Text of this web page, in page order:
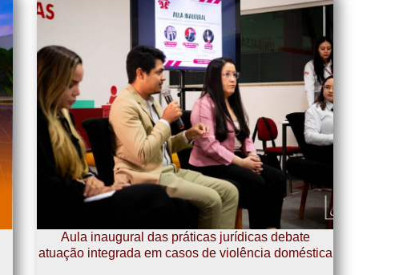
Aula inaugural das práticas jurídicas debate
atuação integrada em casos de violência doméstica